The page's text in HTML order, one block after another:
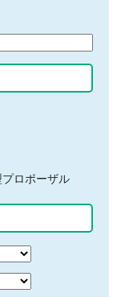
ロポーザル